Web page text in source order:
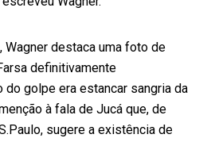
Wagner destaca uma foto de
definitivamente
do golpe era estancar sangria da
à fala de Jucá que, de
sugere a existência de